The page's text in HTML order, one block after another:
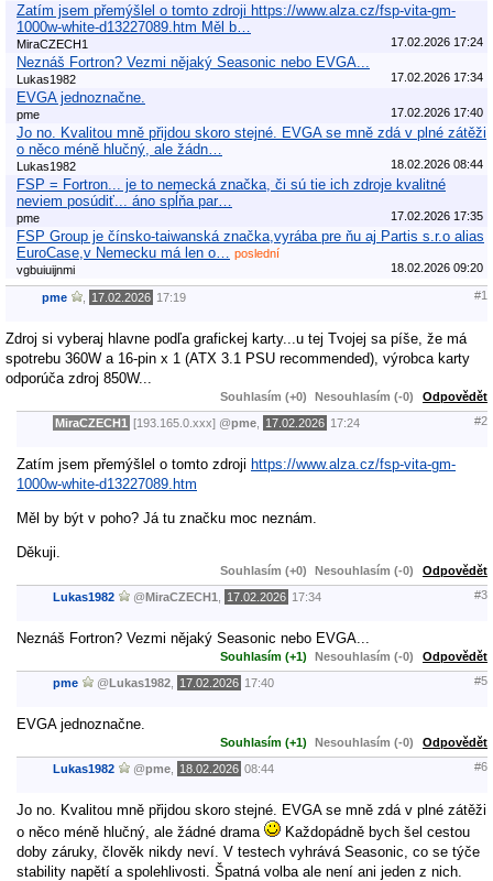
Zatím jsem přemýšlel o tomto zdroji https://www.alza.cz/fsp-vita-gm-
1000w-white-d13227089.htm Měl b…
MiraCZECH1 17.02.2026 17:24
Neznáš Fortron? Vezmi nějaký Seasonic nebo EVGA...
Lukas1982 17.02.2026 17:34
EVGA jednoznačne.
pme 17.02.2026 17:40
Jo no. Kvalitou mně přijdou skoro stejné. EVGA se mně zdá v plné zátěži
o něco méně hlučný, ale žádn…
Lukas1982 18.02.2026 08:44
FSP = Fortron... je to nemecká značka, či sú tie ich zdroje kvalitné
neviem posúdiť... áno spĺňa par…
pme 17.02.2026 17:35
FSP Group je čínsko-taiwanská značka,vyrába pre ňu aj Partis s.r.o alias
EuroCase,v Nemecku má len o…
poslední
vgbuiuijnmi
18.02.2026 09:20
pme 17.02.2026 17:19 #1
Zdroj si vyberaj hlavne podľa grafickej karty...u tej Tvojej sa píše, že má
spotrebu 360W a 16-pin x 1 (ATX 3.1 PSU recommended), výrobca karty
odporúča zdroj 850W...
Souhlasím (+0) Nesouhlasím (-0) Odpovědět
MiraCZECH1 [193.165.0.xxx] @pme 17.02.2026 17:24 #2
Zatím jsem přemýšlel o tomto zdroji https://www.alza.cz/fsp-vita-gm-
1000w-white-d13227089.htm
Měl by být v poho? Já tu značku moc neznám.
Děkuji.
Souhlasím (+0) Nesouhlasím (-0) Odpovědět
Lukas1982 @MiraCZECH1 17.02.2026 17:34 #3
Neznáš Fortron? Vezmi nějaký Seasonic nebo EVGA...
Souhlasím (+1) Nesouhlasím (-0) Odpovědět
pme @Lukas1982 17.02.2026 17:40 #5
EVGA jednoznačne.
Souhlasím (+1) Nesouhlasím (-0) Odpovědět
Lukas1982 @pme 18.02.2026 08:44 #6
Jo no. Kvalitou mně přijdou skoro stejné. EVGA se mně zdá v plné zátěži
o něco méně hlučný, ale žádné drama
Každopádně bych šel cestou
doby záruky, člověk nikdy neví. V testech vyhrává Seasonic, co se týče
stability napětí a spolehlivosti. Špatná volba ale není ani jeden z nich.